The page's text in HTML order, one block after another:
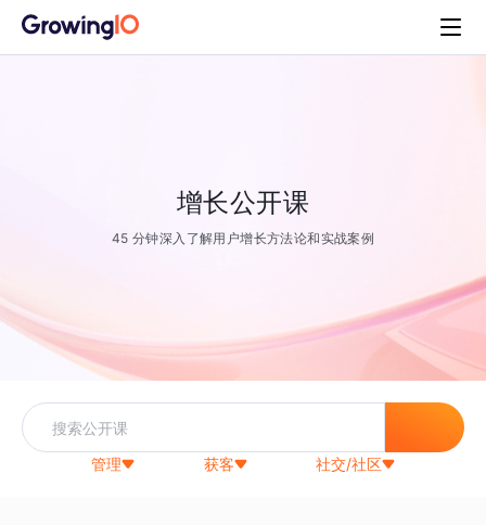
增长公开课
45 分钟深入了解用户增长方法论和实战案例
管理 获客 社交/社区